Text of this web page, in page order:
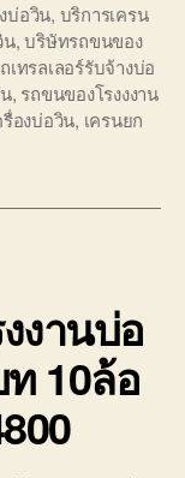
บ่อวิน, บริการเครน
น,บริษัทรถขนของ
เทรลเลอร์รับจ้างบ่อ
, รถขนของโรงงงาน
รื่องบ่อวิน, เครนยก
งานบ่อ
10ล้อ